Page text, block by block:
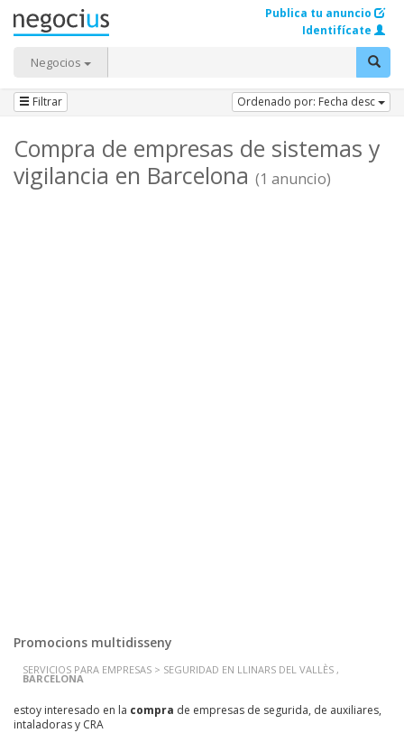
Negocios
Publica tu anuncio
Identifícate
Filtrar Ordenado por: Fecha desc
Compra de empresas de sistemas y
vigilancia en Barcelona (1 anuncio)
Promocions multidisseny
SERVICIOS PARA EMPRESAS > SEGURIDAD EN LLINARS DEL VALLÈS ,
BARCELONA
estoy interesado en la compra de empresas de segurida, de auxiliares,
intaladoras y CRA